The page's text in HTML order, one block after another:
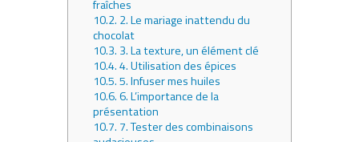
fraîches
10.2. 2. Le mariage inattendu du
chocolat
10.3. 3. La texture, un élément clé
10.4.4. Utilisation des épices
10.5.5. Infuser mes huiles
10.6.6. L’importance de la
présentation
10.7. 7. Tester des combinaisons